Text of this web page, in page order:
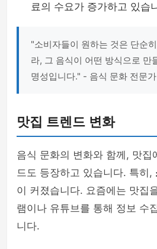
료의 수요가 증가하고 있습
"소비자들이 원하는 것은 단순
라, 그 음식이 어떤 방식으로 만
명성입니다." - 음식 문화 전문가
맛집 트렌드 변화
음식 문화의 변화와 함께, 맛집
드도 등장하고 있습니다. 특히,
이 커졌습니다. 요즘에는 맛집
램이나 유튜브를 통해 정보 수
니다.